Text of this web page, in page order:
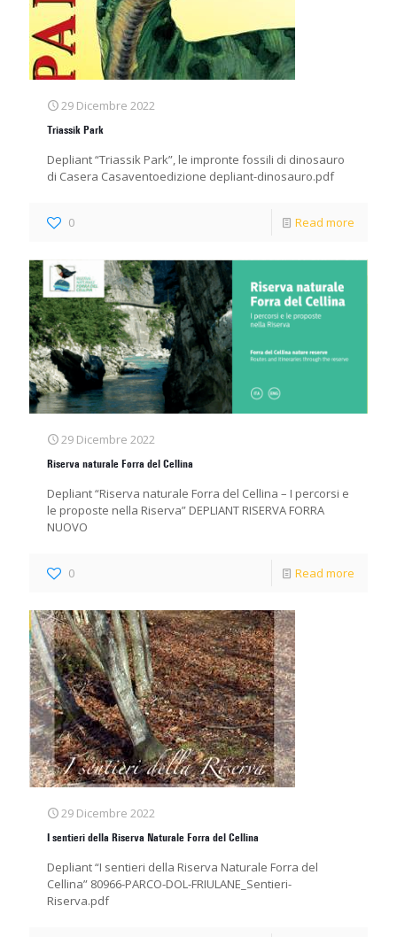
29 Dicembre 2022
Triassik Park
Depliant “Triassik Park”, le impronte fossili di dinosauro
di Casera Casaventoedizione depliant-dinosauro.pdf
0 Read more
29 Dicembre 2022
Riserva naturale Forra del Cellina
Depliant “Riserva naturale Forra del Cellina – I percorsi e
le proposte nella Riserva” DEPLIANT RISERVA FORRA
NUOVO
0 Read more
29 Dicembre 2022
I sentieri della Riserva Naturale Forra del Cellina
Depliant “I sentieri della Riserva Naturale Forra del
Cellina” 80966-PARCO-DOL-FRIULANE_Sentieri-
Riserva.pdf